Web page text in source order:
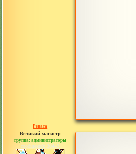
Рената
Великий магистр
группа: администраторы
сообщений: 30442